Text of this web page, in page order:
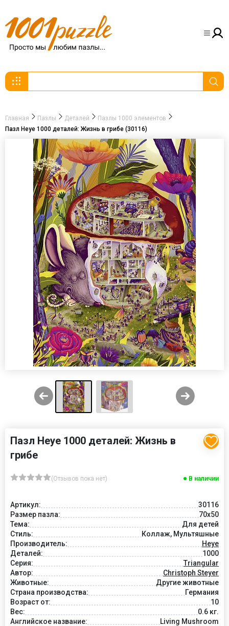
Главная Пазлы Деталей
Пазлы 1000 элементов
Пазл Heye 1000 деталей: Жизнь в грибе (30116)
Пазл Heye 1000 деталей: Жизнь в
грибе
(Отзывов пока нет) В наличии
Артикул:
30116
Размер пазла:
70x50
Тема:
Для детей
Стиль:
Коллаж, Мультяшные
Производитель:
Heye
Деталей:
1000
Серия:
Triangular
Автор:
Christoph Steyer
Животные:
Другие животные
Страна производства:
Германия
Возраст от:
10
Вес:
0.6 кг.
Английское название:
Living Mushroom